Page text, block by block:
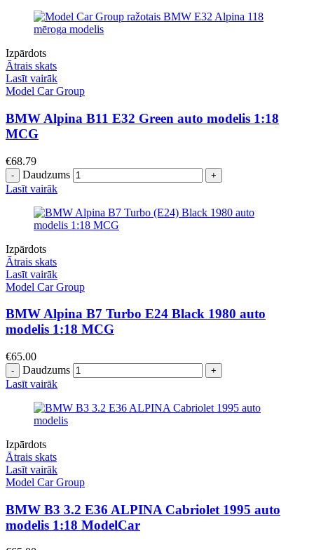
Izpārdots
Ātrais skats
Lasīt vairāk
Model Car Group
BMW Alpina B11 E32 Green auto modelis 1:18
MCG
€68.79
Daudzums
Lasīt vairāk
Izpārdots
Ātrais skats
Lasīt vairāk
Model Car Group
BMW Alpina B7 Turbo E24 Black 1980 auto
modelis 1:18 MCG
€65.00
Daudzums
Lasīt vairāk
Izpārdots
Ātrais skats
Lasīt vairāk
Model Car Group
BMW B3 3.2 E36 ALPINA Cabriolet 1995 auto
modelis 1:18 ModelCar